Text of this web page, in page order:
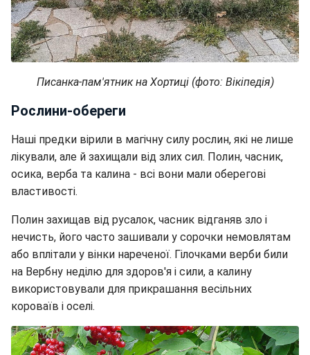
Писанка-пам'ятник на Хортиці (фото: Вікіпедія)
Рослини-обереги
Наші предки вірили в магічну силу рослин, які не лише
лікували, але й захищали від злих сил. Полин, часник,
осика, верба та калина - всі вони мали оберегові
властивості.
Полин захищав від русалок, часник відганяв зло і
нечисть, його часто зашивали у сорочки немовлятам
або вплітали у вінки нареченої. Гілочками верби били
на Вербну неділю для здоров'я і сили, а калину
використовували для прикрашання весільних
короваїв і оселі.